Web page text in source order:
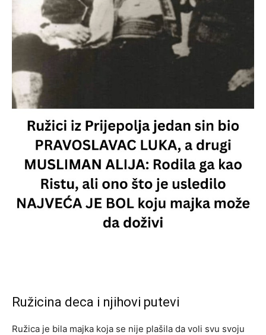
Ružicina deca i njihovi putevi
Ružica je bila majka koja se nije plašila da voli svu svoju